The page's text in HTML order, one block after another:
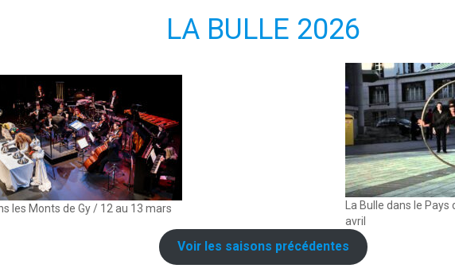
LA BULLE 2026
les Monts de Gy / 12 au 13 mars
La Bulle dans le
avril
Voir les saisons précédentes